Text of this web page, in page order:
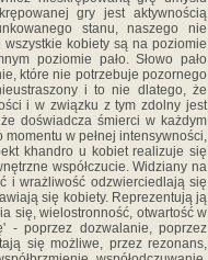
gry jest aktywnością
stanu, naszego nie
kobiety są na poziomie
poziomie pało. Słowo pało
które nie potrzebuje pozornego
i to nie dlatego, że
i w związku z tym zdolny jest
doświadcza śmierci w każdym
w pełnej intensywności,
khandro u kobiet realizuje się
współczucie. Widziany na
i wrażliwość odzwierciedlają się
się kobiety. Reprezentują ją
się, wielostronność, otwartość w
- poprzez dozwalanie, poprzez
się możliwe, przez rezonans,